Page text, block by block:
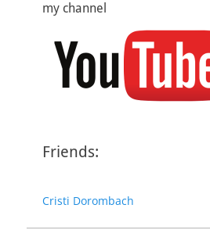
my channel
Friends:
Cristi Dorombach